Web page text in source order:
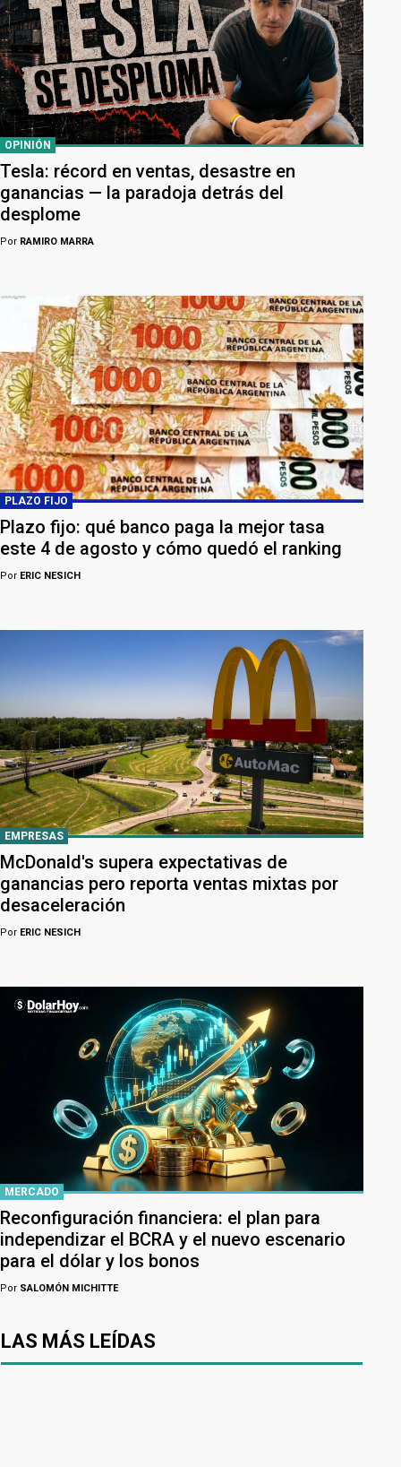
OPINIÓN
Tesla: récord en ventas, desastre en
ganancias — la paradoja detrás del
desplome
Por RAMIRO MARRA
PLAZO FIJO
Plazo fijo: qué banco paga la mejor tasa
este 4 de agosto y cómo quedó el ranking
Por ERIC NESICH
EMPRESAS
McDonald's supera expectativas de
ganancias pero reporta ventas mixtas por
desaceleración
Por ERIC NESICH
MERCADO
Reconfiguración financiera: el plan para
independizar el BCRA y el nuevo escenario
para el dólar y los bonos
Por SALOMÓN MICHITTE
LAS MÁS LEÍDAS